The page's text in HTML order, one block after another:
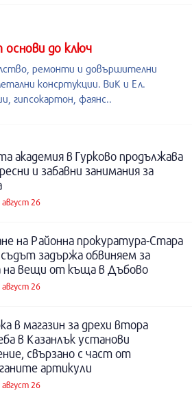
до ключ
ремонти и довършителни
консртукции. ВиК и Ел.
гипсокартон, фаянс..
академия в Гурково продължава
и забавни занимания за
26
на Районна прокуратура-Стара
съдът задържа обвиняем за
на вещи от къща в Дъбово
26
в магазин за дрехи втора
в Казанлък установи
свързано с част от
артикули
26